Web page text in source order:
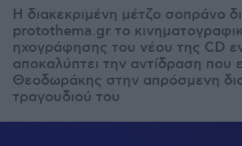
Η διακεκριμένη μέτζο σοπράνο
protothema.gr το
ηχογράφησης του νέου της CD
αποκαλύπτει την αντίδραση που
Θεοδωράκης στην απρόσμενη
τραγουδιού του